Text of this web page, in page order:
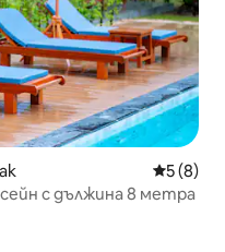
Средна
5 (8)
с дължина 8 метра